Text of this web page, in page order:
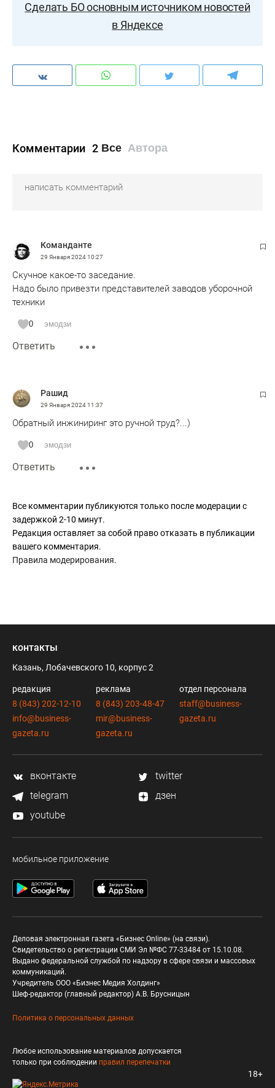
Сделать БО основным источником новостей
в Яндексе
Комментарии 2 Все Автора
Команданте
29 Января 202410:27
Скучное какое-то заседание.
Надо было привезти представителей заводов уборочной
техники
0 эмодзи
Ответить
Рашид
29 Января 202411:37
Обратный инжиниринг это ручной труд?...)
0 эмодзи
Ответить
Все комментарии публикуются только после модерации с
задержкой 2-10 минут.
Редакция оставляет за собой право отказать в публикации
вашего комментария.
Правила модерирования.
контакты
Казань, Лобачевского 10, корпус 2
редакция
8 (843) 202-12-10
info@business-
gazeta.ru
реклама
8 (843) 203-48-47
mir@business-
gazeta.ru
отдел персонала
staff@business-
gazeta.ru
вконтакте
twitter
telegram
дзен
youtube
мобильное приложение
Деловая электронная газета «Бизнес Online» (на связи).
Свидетельство о регистрации СМИ Эл №ФС 77-33484 от 15.10.08.
Выдано федеральной службой по надзору в сфере связи и массовых
коммуникаций.
Учредитель ООО «Бизнес Медия Холдинг»
Шеф-редактор (главный редактор) А.В. Брусницын
Политика о персональных данных
Любое использование материалов допускается
только при соблюдении правил перепечатки
18+